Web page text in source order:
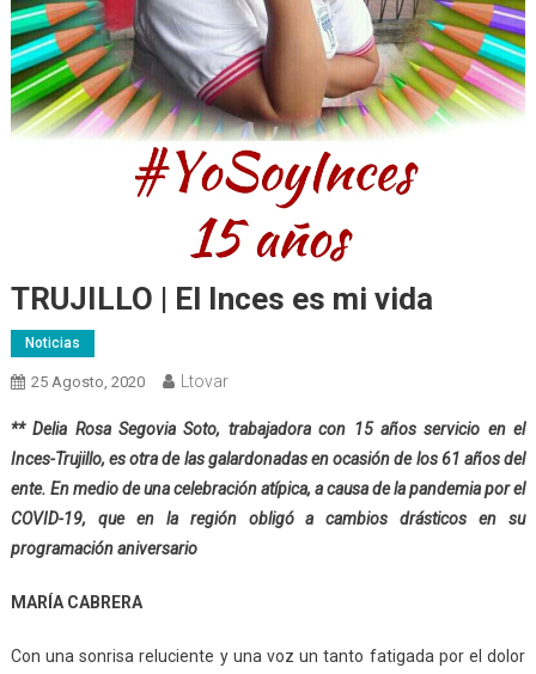
TRUJILLO | El Inces es mi vida
Noticias
25 Agosto, 2020 Ltovar
** Delia Rosa Segovia Soto, trabajadora con 15 años servicio en el
Inces-Trujillo, es otra de las galardonadas en ocasión de los 61 años del
ente. En medio de una celebración atípica, a causa de la pandemia por el
COVID-19, que en la región obligó a cambios drásticos en su
programación aniversario
MARÍA CABRERA
Con una sonrisa reluciente y una voz un tanto fatigada por el dolor